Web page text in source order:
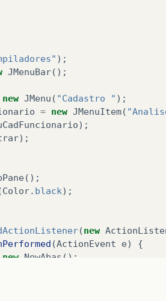
);
JMenuBar();
new JMenu ( "Cadastro " );
= new JMenuItem(
);
);
();
Color. black);
(new
(ActionEvent e)
{
new NewAbas ();